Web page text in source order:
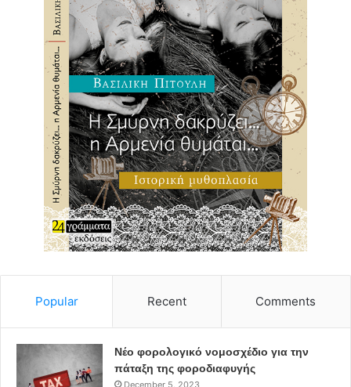
Popular Recent Comments
Νέο φορολογικό νομοσχέδιο για την
πάταξη της φοροδιαφυγής